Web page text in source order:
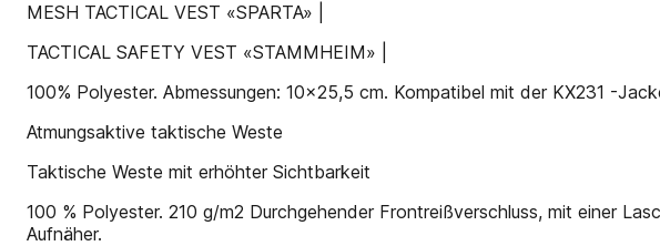
MESH TACTICAL VEST «SPARTA» |
TACTICAL SAFETY VEST «STAMMHEIM» |
100% Polyester. Abmessungen: 10x25,5 cm. Kompatibel mit der KX231 -
Atmungsaktive taktische Weste
Taktische Weste mit erhöhter Sichtbarkeit
100 % Polyester. 210 g/m2 Durchgehender Frontreißverschluss, mit einer
Aufnäher.